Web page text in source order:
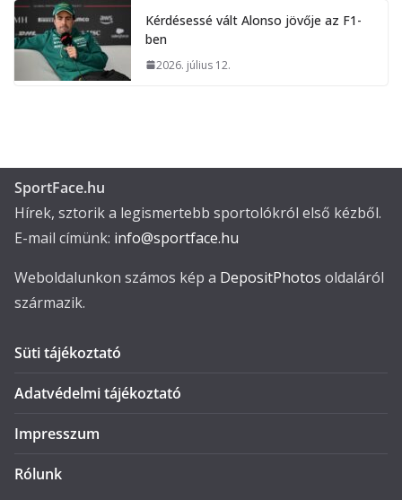
Kérdésessé vált Alonso jövője az F1-
ben
2026. július 12.
SportFace.hu
Hírek, sztorik a legismertebb sportolókról első kézből.
E-mail címünk: info@sportface.hu
Weboldalunkon számos kép a DepositPhotos oldaláról
származik.
Süti tájékoztató
Adatvédelmi tájékoztató
Impresszum
Rólunk